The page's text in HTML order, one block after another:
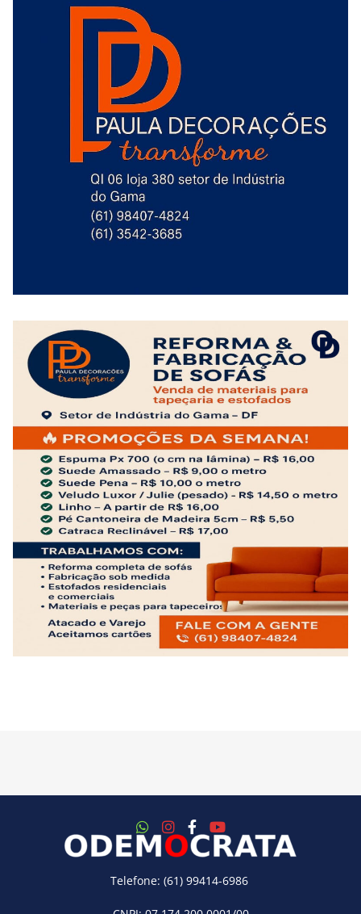
Telefone: (61) 99414-6986